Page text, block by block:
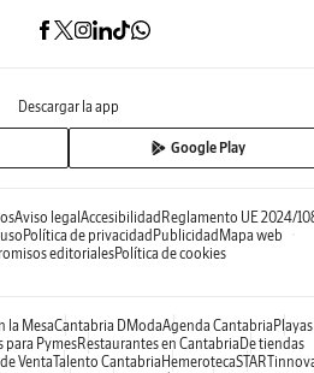
Descargar la app
Google Play
Aviso legalAccesibilidadReglamento UE 2024/
Política de privacidadPublicidadMapa web
editorialesPolítica de cookies
la MesaCantabria DModaAgenda CantabriaPlayas
para PymesRestaurantes en CantabriaDe tiendas
VentaTalento CantabriaHemeroteca